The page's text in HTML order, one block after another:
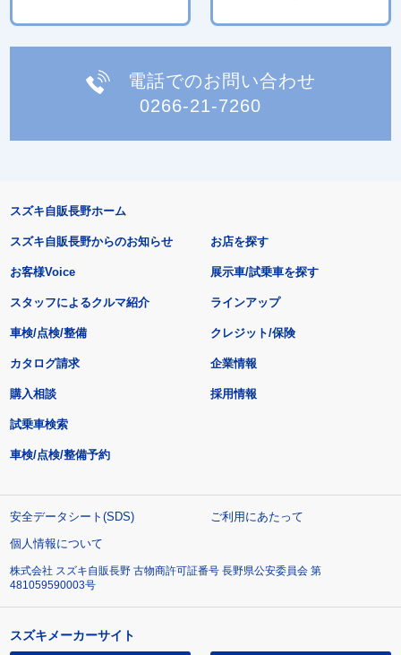
電話でのお問い合わせ
0266-21-7260
スズキ自販長野ホーム
スズキ自販長野からのお知らせ
お客様Voice
スタッフによるクルマ紹介
お店を探す
展示車/試乗車を探す
ラインアップ
車検/点検/整備 クレジット/保険
カタログ請求
購入相談
試乗車検索
車検/点検/整備予約
企業情報
採用情報
安全データシート(SDS)
ご利用にあたって
個人情報について
株式会社 スズキ自販長野 古物商許可証番号 長野県公安委員会 第
481059590003号
スズキメーカーサイト